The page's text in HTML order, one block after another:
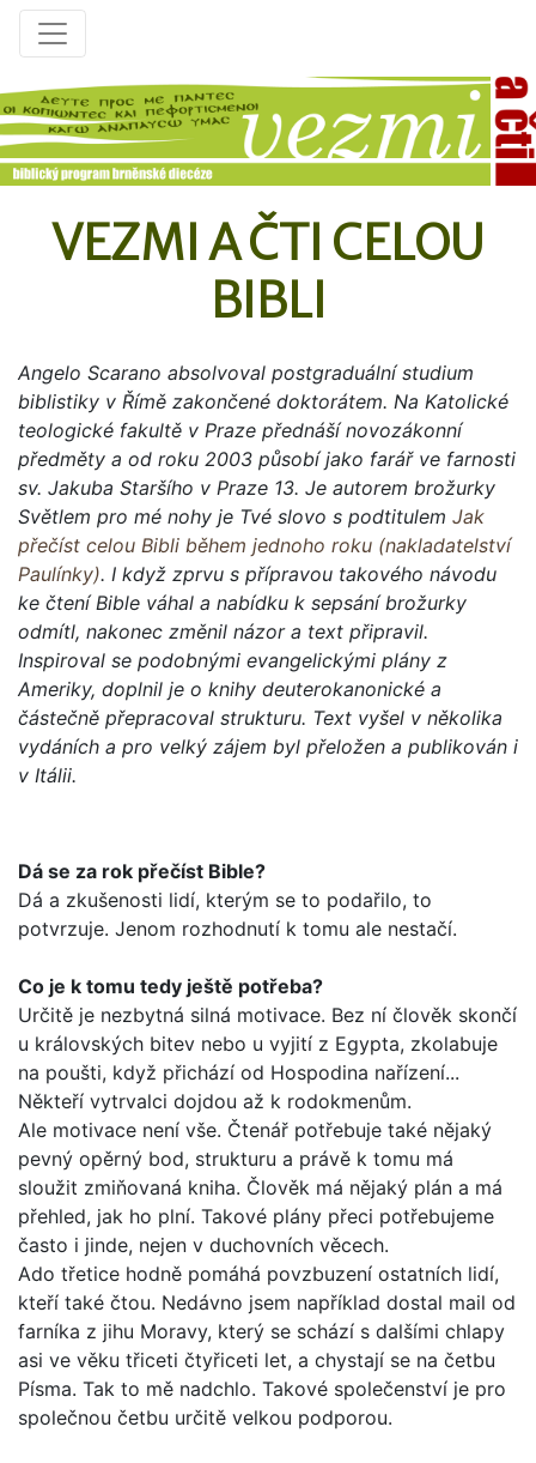
VEZMI A ČTI CELOU
BIBLI
Angelo Scarano absolvoval postgraduální studium
biblistiky v Římě zakončené doktorátem. Na Katolické
teologické fakultě v Praze přednáší novozákonní
předměty a od roku 2003 působí jako farář ve farnosti
sv. Jakuba Staršího v Praze 13. Je autorem brožurky
Světlem pro mé nohy je Tvé slovo s podtitulem Jak
přečíst celou Bibli během jednoho roku (nakladatelství
Paulínky). I když zprvu s přípravou takového návodu
ke čtení Bible váhal a nabídku k sepsání brožurky
odmítl, nakonec změnil názor a text připravil.
Inspiroval se podobnými evangelickými plány z
Ameriky, doplnil je o knihy deuterokanonické a
částečně přepracoval strukturu. Text vyšel v několika
vydáních a pro velký zájem byl přeložen a publikován i
v Itálii.
Dá se za rok přečíst Bible?
Dá a zkušenosti lidí, kterým se to podařilo, to
potvrzuje. Jenom rozhodnutí k tomu ale nestačí.
Co je k tomu tedy ještě potřeba?
Určitě je nezbytná silná motivace. Bez ní člověk skončí
u krá­lovských bitev nebo u vyjití z Egypta, zkolabuje
na poušti, když přichází od Hospodina nařízení...
Někteří vytrvalci dojdou až k rodokmenům.
Ale motivace není vše. Čtenář potřebuje také nějaký
pevný opěrný bod, strukturu a právě k tomu má
sloužit zmiňovaná kniha. Člověk má nějaký plán a má
přehled, jak ho plní. Tako­vé plány přeci potřebujeme
často i jinde, nejen v duchovních věcech.
Ado třetice hodně pomáhá povzbuzení ostatních lidí,
kte­ří také čtou. Nedávno jsem například dostal mail od
farníka z jihu Moravy, který se schází s dalšími chlapy
asi ve věku tři­ceti čtyřiceti let, a chystají se na četbu
Písma. Tak to mě nad­chlo. Takové společenství je pro
společnou četbu určitě velkou podporou.